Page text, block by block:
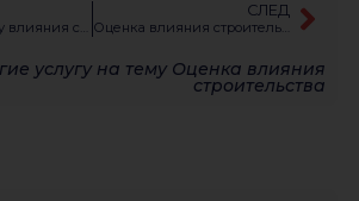
Заказать оценку влияния строительства
СЛЕД
Оценка влияния строительства на cуществующие здания «под ключ»
услугу на тему Оценка влияния
строительства